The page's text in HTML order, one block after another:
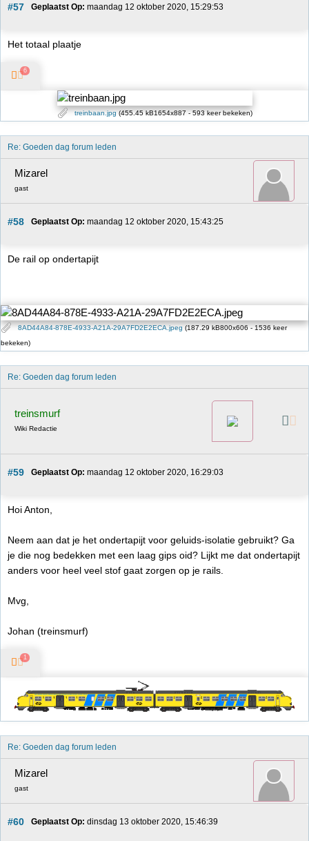
#57 Geplaatst Op: maandag 12 oktober 2020, 15:29:53
Het totaal plaatje
6
treinbaan.jpg(455.45 kB1654x887 - 593 keer bekeken)
Re: Goeden dag forum leden
Mizarel
gast
#58 Geplaatst Op: maandag 12 oktober 2020, 15:43:25
De rail op ondertapijt
8AD44A84-878E-4933-A21A-29A7FD2E2ECA.jpeg(187.29 kB800x606 - 1536 keer
bekeken)
Re: Goeden dag forum leden
treinsmurf
Wiki Redactie
#59 Geplaatst Op: maandag 12 oktober 2020, 16:29:03
Hoi Anton,
Neem aan dat je het ondertapijt voor geluids-isolatie gebruikt? Ga
je die nog bedekken met een laag gips oid? Lijkt me dat ondertapijt
anders voor heel veel stof gaat zorgen op je rails.
Mvg,
Johan (treinsmurf)
1
Re: Goeden dag forum leden
Mizarel
gast
#60 Geplaatst Op: dinsdag 13 oktober 2020, 15:46:39